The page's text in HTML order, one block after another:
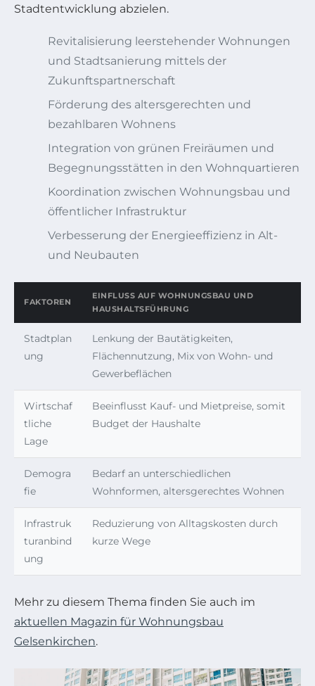
Stadtentwicklung abzielen.
Revitalisierung leerstehender Wohnungen
und Stadtsanierung mittels der
Zukunftspartnerschaft
Förderung des altersgerechten und
bezahlbaren Wohnens
Integration von grünen Freiräumen und
Begegnungsstätten in den Wohnquartieren
Koordination zwischen Wohnungsbau und
öffentlicher Infrastruktur
Verbesserung der Energieeffizienz in Alt-
und Neubauten
FAKTOREN
EINFLUSS AUF WOHNUNGSBAU UND
HAUSHALTSFÜHRUNG
Stadtplan
ung
Lenkung der Bautätigkeiten,
Flächennutzung, Mix von Wohn- und
Gewerbeflächen
Wirtschaf
tliche
Lage
Beeinflusst Kauf- und Mietpreise, somit
Budget der Haushalte
Demogra
fie
Bedarf an unterschiedlichen
Wohnformen, altersgerechtes Wohnen
Infrastruk
turanbind
ung
Reduzierung von Alltagskosten durch
kurze Wege
Mehr zu diesem Thema finden Sie auch im
aktuellen Magazin für Wohnungsbau
Gelsenkirchen.